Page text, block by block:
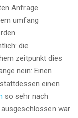
Anfrage
umfang
die
zeitpunkt dies
nein: Einen
einen
so sehr nach
war